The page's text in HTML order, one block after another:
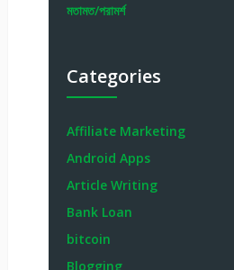
মতামত/পরামর্শ
Categories
Affiliate Marketing
Android Apps
Article Writing
Bank Loan
bitcoin
Blogging